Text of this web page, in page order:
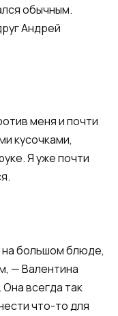
обычным.
Андрей
меня и почти
кусочками,
Я уже почти
на большом блюде,
— Валентина
всегда так
что-то для